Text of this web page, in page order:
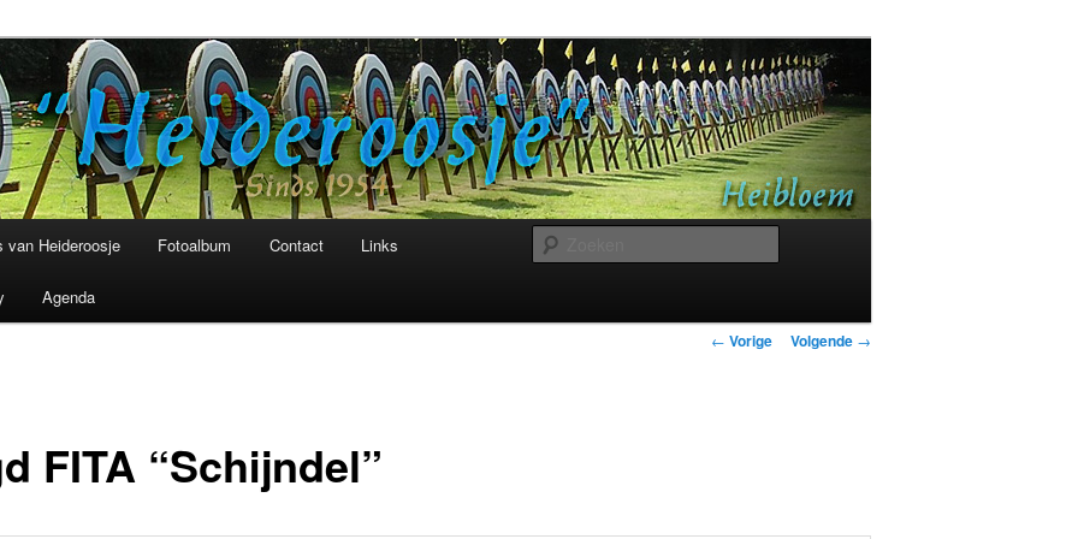
Heideroosje Heibloem
van Heideroosje Fotoalbum Contact Links
Agenda
Bericht
← Vorige Volgende →
FITA “Schijndel”